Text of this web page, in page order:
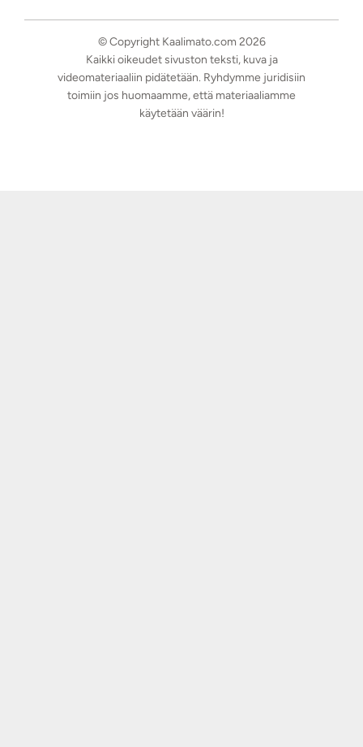
© Copyright Kaalimato.com 2026
Kaikki oikeudet sivuston teksti, kuva ja
videomateriaaliin pidätetään. Ryhdymme juridisiin
toimiin jos huomaamme, että materiaaliamme
käytetään väärin!